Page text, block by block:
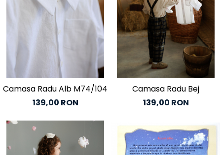
Camasa Radu Alb M74/104
139,00 RON
Camasa Radu Bej
139,00 RON